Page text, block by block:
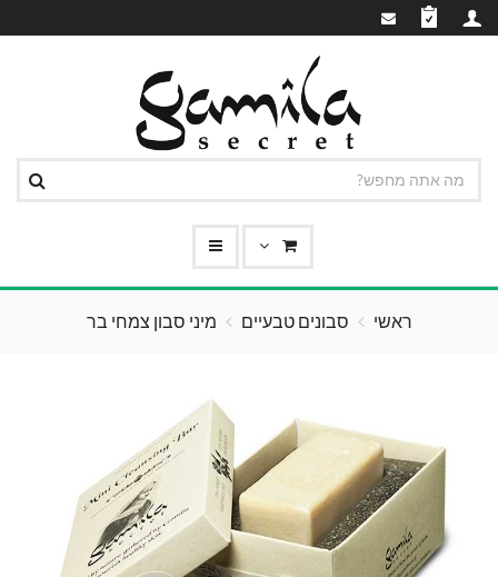
ראשי סבונים טבעיים מיני סבון צמחי בר